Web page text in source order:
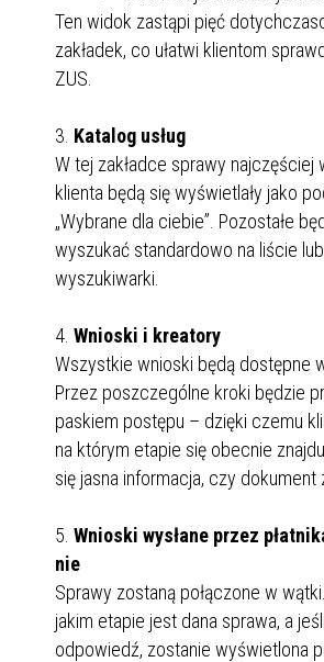
Ten widok zastąpi pięć
zakładek, co ułatwi klientom
ZUS.
Katalog usług
W tej zakładce sprawy najczęściej
klienta będą się wyświetlały jako
„Wybrane dla ciebie”. Pozostałe
wyszukać standardowo na liście
wyszukiwarki.
Wnioski i kreatory
Wszystkie wnioski będą dostępne
Przez poszczególne kroki będzie
paskiem postępu – dzięki czemu
na którym etapie się obecnie
się jasna informacja, czy dokument
Wnioski wysłane przez
nie
Sprawy zostaną połączone w
jakim etapie jest dana sprawa, a
odpowiedź, zostanie wyświetlona